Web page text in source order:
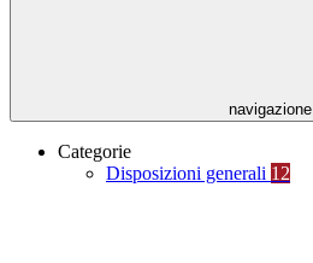
navigazione
Categorie
Disposizioni generali 12